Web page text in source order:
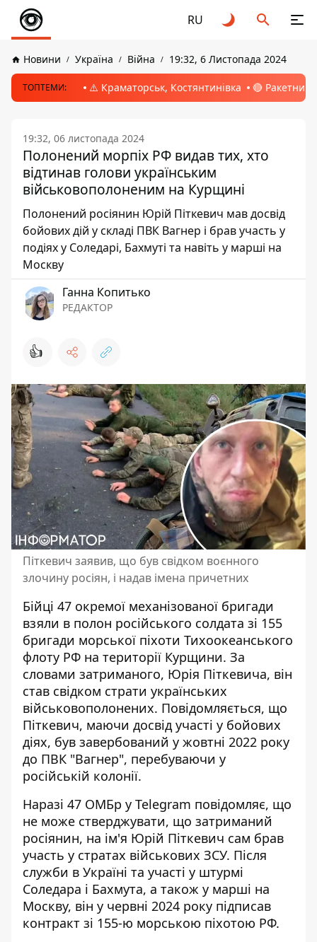
RU
Новини Україна Війна 19:32, 6 Листопада 2024
ТОПТЕМИ: ⚠️ Краматорськ, Костянтинівка 🔴 Ракетний
19:32, 06 листопада 2024
Полонений морпіх РФ видав тих, хто
відтинав голови українським
військовополоненим на Курщині
Полонений росіянин Юрій Піткевич мав досвід
бойових дій у складі ПВК Вагнер і брав участь у
подіях у Соледарі, Бахмуті та навіть у марші на
Москву
Ганна Копитько
РЕДАКТОР
👍
Піткевич заявив, що був свідком воєнного
злочину росіян, і надав імена причетних
Бійці 47 окремої механізованої бригади
взяли в полон російського солдата зі 155
бригади морської піхоти Тихоокеанського
флоту РФ на території Курщини. За
словами затриманого, Юрія Піткевича, він
став свідком страти українських
військовополонених. Повідомляється, що
Піткевич, маючи досвід участі у бойових
діях, був завербований у жовтні 2022 року
до ПВК "Вагнер", перебуваючи у
російській колонії.
Наразі 47 ОМБр у Telegram повідомляє, що
не може стверджувати, що затриманий
росіянин, на ім'я Юрій Піткевич сам брав
участь у стратах військових ЗСУ. Після
служби в Україні та участі у штурмі
Соледара і Бахмута, а також у марші на
Москву, він у червні 2024 року підписав
контракт зі 155-ю морською піхотою РФ.